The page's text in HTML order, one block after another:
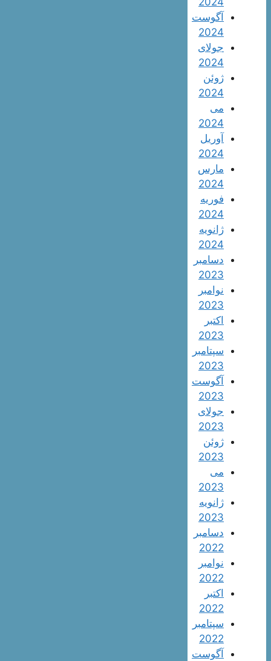
آگوست
2024
جولای
2024
ژوئن
2024
می
2024
آوریل
2024
مارس
2024
فوریه
2024
ژانویه
2024
دسامبر
2023
نوامبر
2023
اکتبر
2023
سپتامبر
2023
آگوست
2023
جولای
2023
ژوئن
2023
می
2023
ژانویه
2023
دسامبر
2022
نوامبر
2022
اکتبر
2022
سپتامبر
2022
آگوست